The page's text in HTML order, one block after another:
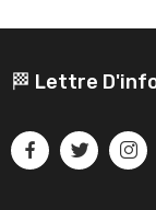
🏁 Lettre